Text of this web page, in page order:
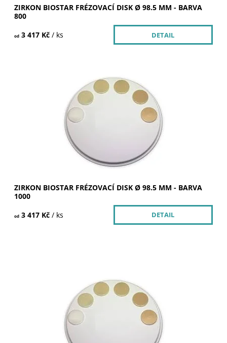
ZIRKON BIOSTAR FRÉZOVACÍ DISK Ø 98.5 MM - BARVA
800
od 3 417 Kč / ks DETAIL
Skladem u dodavatele >5 ks
252103
SILADENT
ZIRKON BIOSTAR FRÉZOVACÍ DISK Ø 98.5 MM - BARVA
1000
od 3 417 Kč / ks DETAIL
Skladem u dodavatele >5 ks
252053
SILADENT